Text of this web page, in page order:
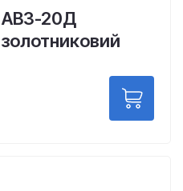
АВЗ-20Д